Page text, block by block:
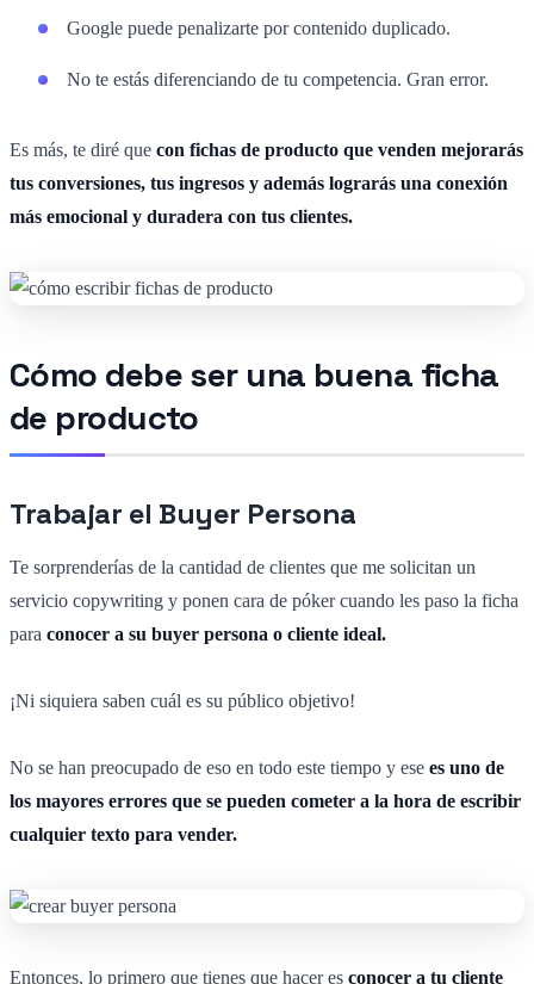
Google puede penalizarte por contenido duplicado.
No te estás diferenciando de tu competencia. Gran error.
Es más, te diré que con fichas de producto que venden mejorarás
tus conversiones, tus ingresos y además lograrás una conexión
más emocional y duradera con tus clientes.
Cómo debe ser una buena ficha
de producto
Trabajar el Buyer Persona
Te sorprenderías de la cantidad de clientes que me solicitan un
servicio copywriting y ponen cara de póker cuando les paso la ficha
para conocer a su buyer persona o cliente ideal.
¡Ni siquiera saben cuál es su público objetivo!
No se han preocupado de eso en todo este tiempo y ese es uno de
los mayores errores que se pueden cometer a la hora de escribir
cualquier texto para vender.
Entonces, lo primero que tienes que hacer es conocer a tu cliente